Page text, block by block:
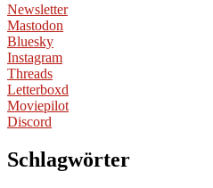
Newsletter
Mastodon
Bluesky
Instagram
Threads
Letterboxd
Moviepilot
Discord
Schlagwörter